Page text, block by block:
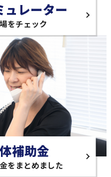
ュレーター
をチェック
補助金
をまとめました